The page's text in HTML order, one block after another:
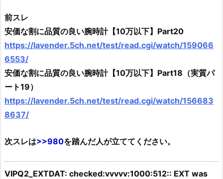
前スレ
安価な割に品質の良い腕時計【10万以下】Part20
https://lavender.5ch.net/test/read.cgi/watch/159066
6553/
安価な割に品質の良い腕時計【10万以下】Part18（実質パ
ート19）
https://lavender.5ch.net/test/read.cgi/watch/156683
8637/
次スレは>>980を踏んだ人が立ててください。
VIPQ2_EXTDAT: checked:vvvvv:1000:512:: EXT was